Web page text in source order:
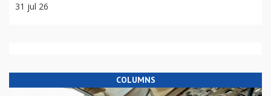
31 jul 26
COLUMNS